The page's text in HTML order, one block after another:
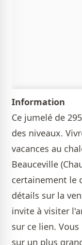
Information
Ce jumelé de
des niveaux.
vacances au
Beauceville
certainement le
détails sur la
invite à visiter
sur ce lien.
sur un plus